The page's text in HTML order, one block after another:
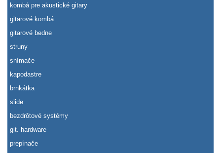
kombá pre akustické gitary
gitarové kombá
gitarové bedne
struny
snímače
kapodastre
brnkátka
slide
bezdrôtové systémy
git. hardware
prepínače